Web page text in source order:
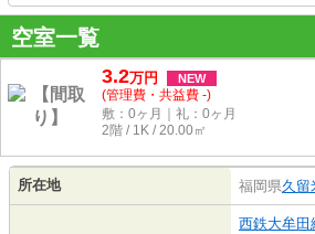
空室一覧
3.2万円 NEW
(管理費・共益費 -)
敷：0ヶ月｜礼：0ヶ月
2階 / 1K / 20.00㎡
所在地 福岡県久留
西鉄大牟田